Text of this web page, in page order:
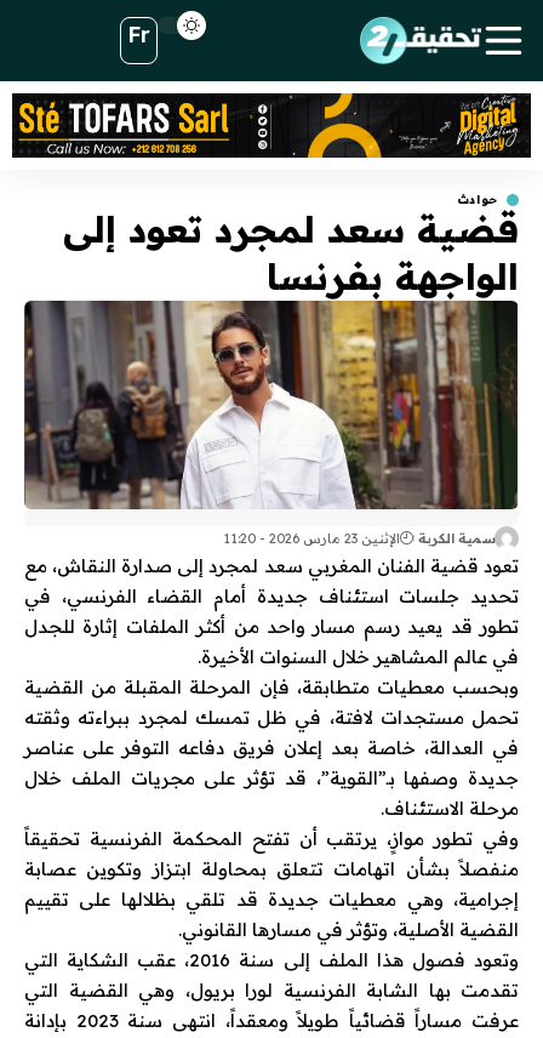
Fr
حوادث
قضية سعد لمجرد تعود إلى
الواجهة بفرنسا
سمية الكربة الإثنين 23 مارس 2026 - 11:20
تعود قضية الفنان المغربي سعد لمجردإلى صدارة النقاش، مع
تحديد جلسات استئناف جديدة أمام القضاء الفرنسي، في
تطور قد يعيد رسم مسار واحد من أكثر الملفات إثارة للجدل
في عالم المشاهير خلال السنوات الأخيرة.
وبحسب معطيات متطابقة، فإن المرحلة المقبلة من القضية
تحمل مستجدات لافتة، في ظل تمسك لمجرد ببراءته وثقته
في العدالة، خاصة بعد إعلان فريق دفاعه التوفر على عناصر
جديدة وصفها بـ”القوية”، قد تؤثر على مجريات الملف خلال
مرحلة الاستئناف.
وفي تطور موازٍ، يرتقب أن تفتح المحكمة الفرنسية تحقيقاً
منفصلاً بشأن اتهامات تتعلق بمحاولة ابتزاز وتكوين عصابة
إجرامية، وهي معطيات جديدة قد تلقي بظلالها على تقييم
القضية الأصلية، وتؤثر في مسارها القانوني.
وتعود فصول هذا الملف إلى سنة 2016، عقب الشكاية التي
تقدمت بها الشابة الفرنسية لورا بريول، وهي القضية التي
عرفت مساراً قضائياً طويلاً ومعقداً، انتهى سنة 2023 بإدانة